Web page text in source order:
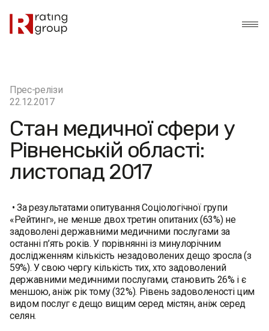
Прес-релізи
22.12.2017
Стан медичної сфери у
Рівненській області:
листопад 2017
• За результатами опитування Соціологічної групи
«Рейтинг», не менше двох третин опитаних (63%) не
задоволені державними медичними послугами за
останні п’ять років. У порівнянні із минулорічним
дослідженням кількість незадоволених дещо зросла (з
59%). У свою чергу кількість тих, хто задоволений
державними медичними послугами, становить 26% і є
меншою, аніж рік тому (32%). Рівень задоволеності цим
видом послуг є дещо вищим серед містян, аніж серед
селян.